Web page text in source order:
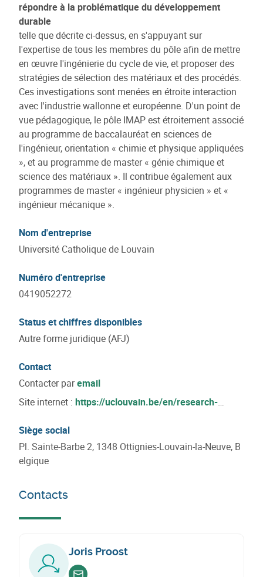
répondre à la problématique du développement
durable
telle que décrite ci-dessus, en s'appuyant sur
l'expertise de tous les membres du pôle afin de mettre
en œuvre l'ingénierie du cycle de vie, et proposer des
stratégies de sélection des matériaux et des procédés.
Ces investigations sont menées en étroite interaction
avec l'industrie wallonne et européenne. D'un point de
vue pédagogique, le pôle IMAP est étroitement associé
au programme de baccalauréat en sciences de
l'ingénieur, orientation « chimie et physique appliquées
», et au programme de master « génie chimique et
science des matériaux ». Il contribue également aux
programmes de master « ingénieur physicien » et «
ingénieur mécanique ».
Nom d'entreprise
Université Catholique de Louvain
Numéro d'entreprise
0419052272
Status et chiffres disponibles
Autre forme juridique (AFJ)
Contact
Contacter paremail
Site internet : https://uclouvain.be/en/research-
Siège social
Pl. Sainte-Barbe 2, 1348 Ottignies-Louvain-la-Neuve, B
elgique
Contacts
Joris Proost